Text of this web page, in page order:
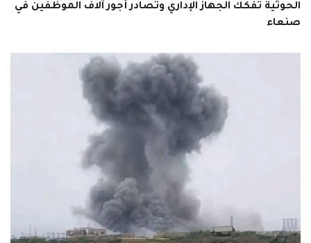
الحوثية تفكك الجهاز الإداري وتصادر أجور آلاف الموظفين في
صنعاء